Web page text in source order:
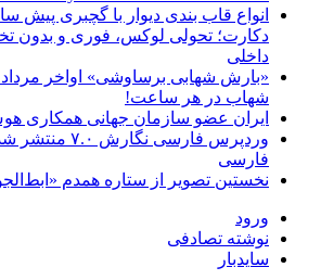
انواع قاب بندی دیوار با گچبری پیش
دکارت؛ تحولی لوکس، فوری و بدون
داخلی
شهاب در هر ساعت!
ایران عضو سازمان جهانی همکاری
فارسی
نخستین تصویر از ستاره همدم
ورود
نوشته تصادفی
سایدبار